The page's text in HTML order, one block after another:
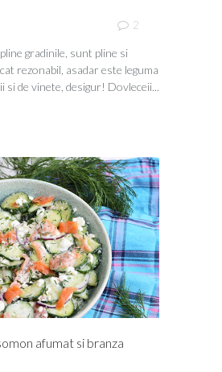
2
gradinile, sunt pline si
rezonabil, asadar este leguma
si de vinete, desigur! Dovleceii...
afumat si branza